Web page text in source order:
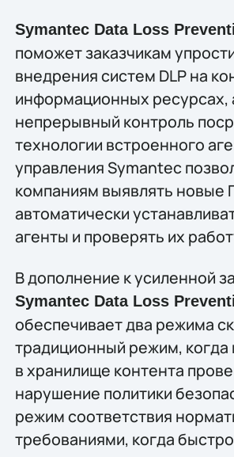
Symantec Data Loss
поможет заказчикам
внедрения систем DLP на
информационных ресурсах,
непрерывный контроль
технологии встроенного
управления Symantec
компаниям выявлять новые
автоматически
агенты и проверять их
В дополнение к усиленной
Symantec Data Loss
обеспечивает два режима
традиционный режим,
в хранилище контента
нарушение политики
режим соответствия
требованиями, когда